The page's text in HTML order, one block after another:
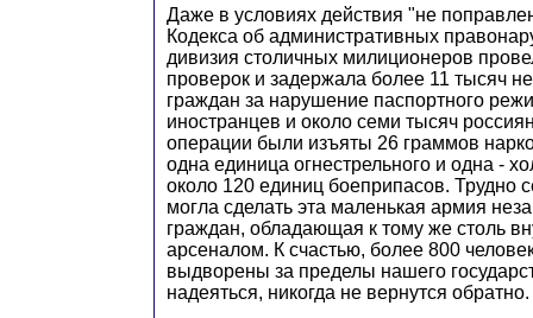
Даже в условиях действия "не
Кодекса об административных
дивизия столичных милиционеров
проверок и задержала более 11 тысяч
граждан за нарушение паспортного
иностранцев и около семи тысяч
операции были изъяты 26 граммов
одна единица огнестрельного и одна -
около 120 единиц боеприпасов. Трудно
могла сделать эта маленькая армия
граждан, обладающая к тому же столь
арсеналом. К счастью, более 800
выдворены за пределы нашего
надеяться, никогда не вернутся обратно.